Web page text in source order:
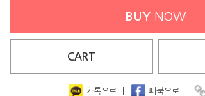
BUY NOW
CART
카톡으로 페북으로